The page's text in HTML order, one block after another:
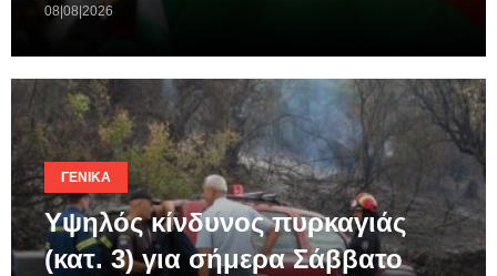
08|08|2026
ΓΕΝΙΚΆ
Υψηλός κίνδυνος πυρκαγιάς
(κατ. 3) για σήμερα Σάββατο